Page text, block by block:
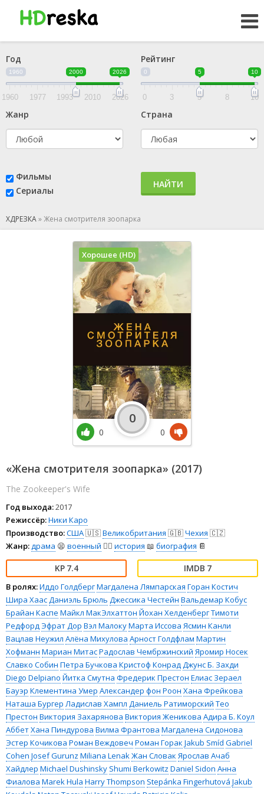
Год
1960 2000 2026
1960 1977 1993 2010 2026
Рейтинг
0 5 10
0 3 5 8 10
Жанр Страна
Фильмы
Сериалы
НАЙТИ
ХДРЕЗКА»Жена смотрителя зоопарка
«Жена смотрителя зоопарка» (2017)
The Zookeeper's Wife
Год выхода:2017
Режиссёр:Ники Каро
Производство:США🇺🇸Великобритания 🇬🇧Чехия 🇨🇿
Жанр:драма 😫 военный 👨‍✈️ история 📖 биография 📔
7.4 7
В ролях:Иддо ГолдбергМагдалена Лямпарская Горан Костич
Шира ХаасДаниэль Брюль Джессика Честейн Вальдемар Кобус
Брайан Каспе Майкл МакЭлхаттон Йохан ХелденбергТимоти
РедфордЭфрат Дор Вэл МалокуМарта Иссова Ясмин Канли
Вацлав Неужил Алёна Михулова Арност Голдфлам Мартин
Хофманн Мариан МитасРадослав Чембржинский Яромир Носек
Славко Собин Петра Бучкова Кристоф КонрадДжунс Б. Захди
Diego Delpiano Йитка Смутна Фредерик Престон Елиас Зераел
Бауэр Клементина Умер Александер фон Роон Хана Фрейкова
Наташа Бургер Ладислав Хампл Даниель Ратиморский Тео
Престон Виктория Захарянова Виктория Женикова Адира Б. Коул
АббетХана Пиндурова Вилма Франтова Магдалена Сидонова
Эстер Кочикова Роман Веждовеч Роман Горак Jakub Smíd Gabriel
Cohen Josef Gurunz Miliana LenakЖан Словак Ярослав Ачаб
Хайдлер Michael Dushinsky Shumi Berkowitz Daniel Sidon Анна
Фиалова Marek Hula Harry Thompson Stepánka Fingerhutová Jakub
Хорошее (HD)
0
0
0